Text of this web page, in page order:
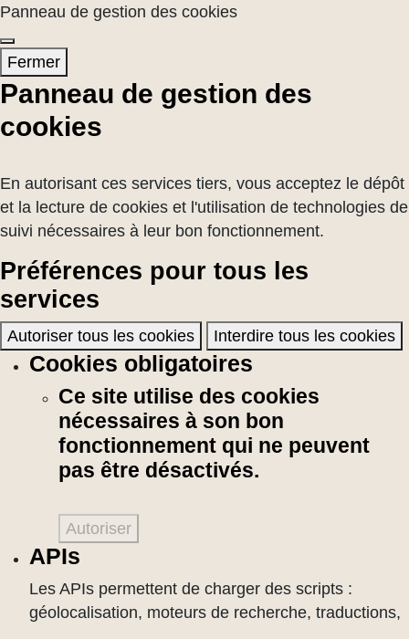
Panneau de gestion des cookies
Fermer
Panneau de gestion des
cookies
En autorisant ces services tiers, vous acceptez le dépôt
et la lecture de cookies et l'utilisation de technologies de
suivi nécessaires à leur bon fonctionnement.
Préférences pour tous les
services
Autoriser tous les cookies Interdire tous les cookies
Cookies obligatoires
Ce site utilise des cookies
nécessaires à son bon
fonctionnement qui ne peuvent
pas être désactivés.
Autoriser
APIs
Les APIs permettent de charger des scripts :
géolocalisation, moteurs de recherche, traductions,